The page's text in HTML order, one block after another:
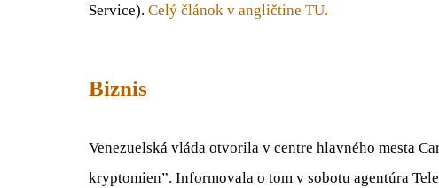
Service). Celý článok v angličtine TU.
Biznis
Venezuelská vláda otvorila v centre hlavného mesta
kryptomien”. Informovala o tom v sobotu agentúra